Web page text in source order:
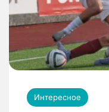
Интересное